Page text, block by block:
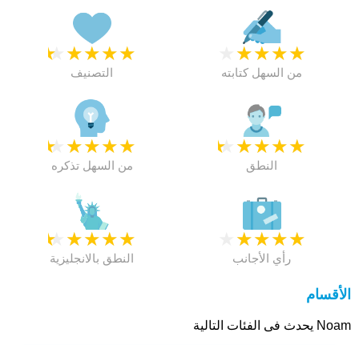
★
★
★
★
★
التصنيف
★
★
★
★
من السهل كتابته
★
★
★
★
★
من السهل تذكره
★
★
★
★
★
النطق
★
★
★
★
★
النطق بالانجليزية
★
★
★
★
رأي الأجانب
الأقسام
Noam يحدث فى الفئات التالية